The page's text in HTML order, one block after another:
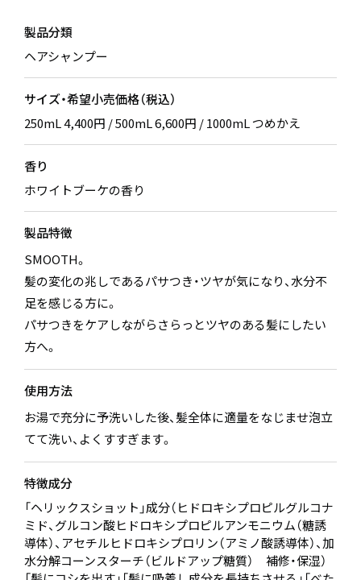
製品分類
ヘアシャンプー
サイズ・希望小売価格（税込）
250mL 4,400円 / 500mL 6,600円 / 1000mL つめかえ
香り
ホワイトブーケの香り
製品特徴
SMOOTH。
髪の変化の兆しであるパサつき・ツヤが気になり、水分不
足を感じる方に。
パサつきをケアしながらさらっとツヤのある髪にしたい
方へ。
使用方法
お湯で充分に予洗いした後、髪全体に適量をなじませ泡立
てて洗い、よくすすぎます。
特徴成分
「ヘリックスショット」成分（ヒドロキシプロピルグルコナ
ミド、グルコン酸ヒドロキシプロピルアンモニウム（糖誘
導体）、アセチルヒドロキシプロリン（アミノ酸誘導体）、加
水分解コーンスターチ（ビルドアップ糖質） 補修・保湿）